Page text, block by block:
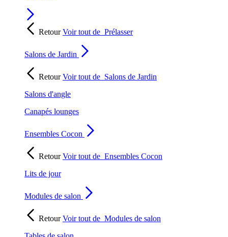
RetourVoir tout de Prélasser
Salons de Jardin
RetourVoir tout de Salons de Jardin
Salons d'angle
Canapés lounges
Ensembles Cocon
RetourVoir tout de Ensembles Cocon
Lits de jour
Modules de salon
RetourVoir tout de Modules de salon